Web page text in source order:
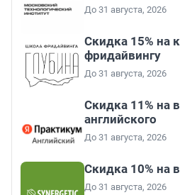
До 31 августа, 2026
Скидка 15% на
фридайвингу
До 31 августа, 2026
Скидка 11% на
английского
До 31 августа, 2026
Скидка 10% на
До 31 августа, 2026